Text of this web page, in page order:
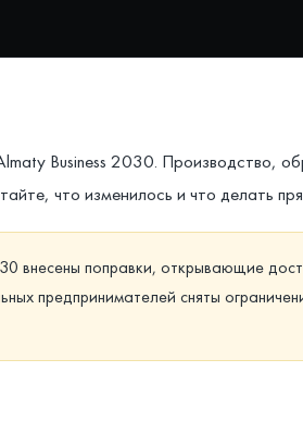
Business 2030. Производство,
что изменилось и что делать
поправки, открывающие
предпринимателей сняты